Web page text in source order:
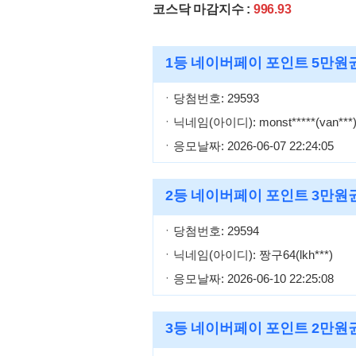
코스닥 마감지수 : 996.93
1등네이버페이 포인트 5만원
ㆍ당첨번호: 29593
ㆍ닉네임(아이디): monst*****(van***)
ㆍ응모날짜: 2026-06-07 22:24:05
2등네이버페이 포인트 3만원
ㆍ당첨번호: 29594
ㆍ닉네임(아이디): 짱구64(lkh***)
ㆍ응모날짜: 2026-06-10 22:25:08
3등네이버페이 포인트 2만원